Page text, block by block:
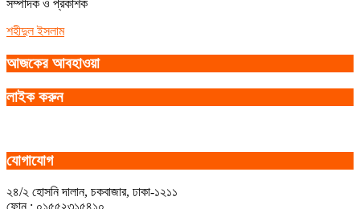
সম্পাদক ও প্রকাশক
শহীদুল ইসলাম
আজকের আবহাওয়া
লাইক করুন
যোগাযোগ
২৪/২ হোসনি দালান, চকবাজার, ঢাকা-১২১১
ফোন : ০১৫৫২৩১৫৪১০